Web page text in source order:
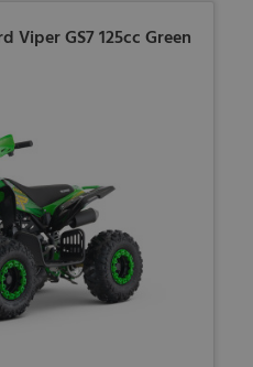
Viper GS7 125cc Green